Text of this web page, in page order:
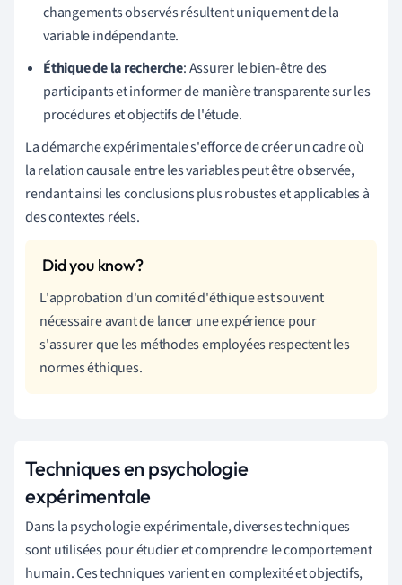
changements observés résultent uniquement de la
variable indépendante.
Éthique de la recherche: Assurer le bien-être des
participants et informer de manière transparente sur les
procédures et objectifs de l'étude.
La démarche expérimentale s'efforce de créer un cadre où
la relation causale entre les variables peut être observée,
rendant ainsi les conclusions plus robustes et applicables à
des contextes réels.
L'approbation d'un comité d'éthique est souvent
nécessaire avant de lancer une expérience pour
s'assurer que les méthodes employées respectent les
normes éthiques.
Techniques en psychologie
expérimentale
Dans la psychologie expérimentale, diverses techniques
sont utilisées pour étudier et comprendre le comportement
humain. Ces techniques varient en complexité et objectifs,